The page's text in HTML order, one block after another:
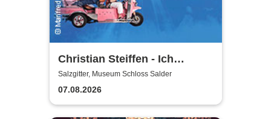
Christian Steiffen - Ich
komme! 2026
Salzgitter, Museum Schloss Salder
07.08.2026